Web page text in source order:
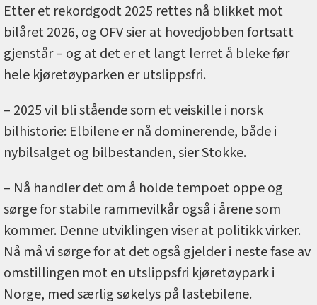
Etter et rekordgodt 2025 rettes nå blikket mot
bilåret 2026, og OFV sier at hovedjobben fortsatt
gjenstår – og at det er et langt lerret å bleke før
hele kjøretøyparken er utslippsfri.
– 2025 vil bli stående som et veiskille i norsk
bilhistorie: Elbilene er nå dominerende, både i
nybilsalget og bilbestanden, sier Stokke.
– Nå handler det om å holde tempoet oppe og
sørge for stabile rammevilkår også i årene som
kommer. Denne utviklingen viser at politikk virker.
Nå må vi sørge for at det også gjelder i neste fase av
omstillingen mot en utslippsfri kjøretøypark i
Norge, med særlig søkelys på lastebilene.